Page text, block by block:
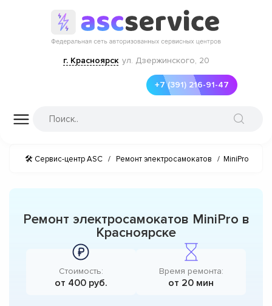
г. Красноярск ул. Дзержинского, 20
+7 (391) 216-91-47
🛠 Сервис-центр ASC / Ремонт электросамокатов / MiniPro
Ремонт электросамокатов MiniPro в
Красноярске
Стоимость:
от 400 руб.
Время ремонта:
от 20 мин